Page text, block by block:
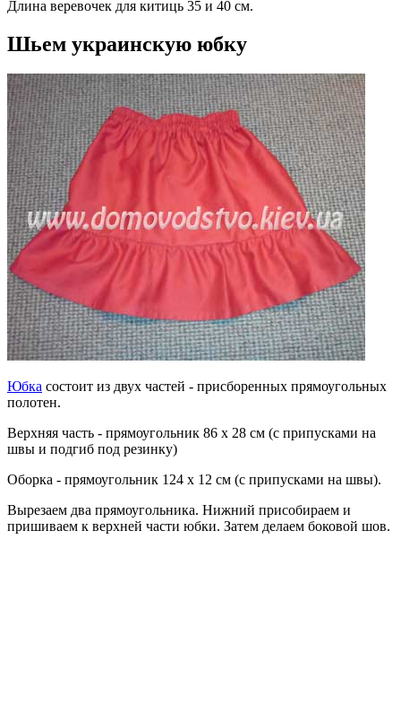
Длина веревочек для китиць 35 и 40 см.
Шьем украинскую юбку
Юбка состоит из двух частей - присборенных прямоугольных
полотен.
Верхняя часть - прямоугольник 86 х 28 см (с припусками на
швы и подгиб под резинку)
Оборка - прямоугольник 124 х 12 см (с припусками на швы).
Вырезаем два прямоугольника. Нижний присобираем и
пришиваем к верхней части юбки. Затем делаем боковой шов.